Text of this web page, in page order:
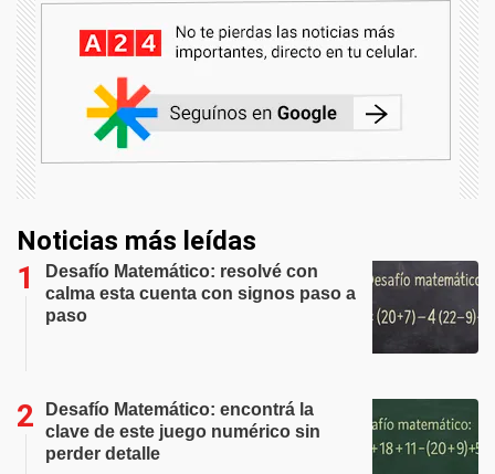
Noticias más leídas
Desafío Matemático: resolvé con
calma esta cuenta con signos paso a
paso
Desafío Matemático: encontrá la
clave de este juego numérico sin
perder detalle